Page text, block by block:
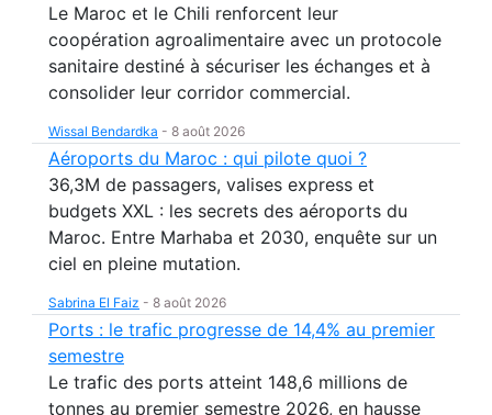
Le Maroc et le Chili renforcent leur
coopération agroalimentaire avec un protocole
sanitaire destiné à sécuriser les échanges et à
consolider leur corridor commercial.
Wissal Bendardka - 8 août 2026
Aéroports du Maroc : qui pilote quoi ?
36,3M de passagers, valises express et
budgets XXL : les secrets des aéroports du
Maroc. Entre Marhaba et 2030, enquête sur un
ciel en pleine mutation.
Sabrina El Faiz - 8 août 2026
Ports : le trafic progresse de 14,4% au premier
semestre
Le trafic des ports atteint 148,6 millions de
tonnes au premier semestre 2026, en hausse